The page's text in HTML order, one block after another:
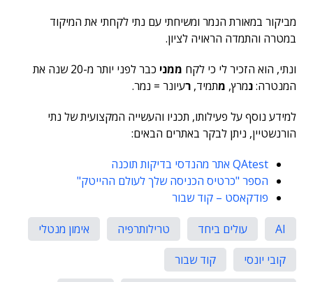
מביקור במאורת הנמר ומשיחתי עם נתי לקחתי את המיקוד
במטרה והתמדה הראויה לציון.
ונתי, הוא הזכיר לי כי לקח ממני
כבר לפני יותר מ-20 שנה את
המנטרה:נמרץ, מתמיד, רעיונר = נמר.
למידע נוסף על פעילותו, תכניו והעשייה המקצועית של נתי
הורנשטיין, ניתן לבקר באתרים הבאים:
QAtest אתר מהנדסי בדיקות תוכנה
הספר "כרטיס הכניסה שלך לעולם ההייטק"
פודקאסט – קוד שבור
AI עולים ביחד טרילותרפיה
אימון מנטלי
קובי יונסי
קוד שבור